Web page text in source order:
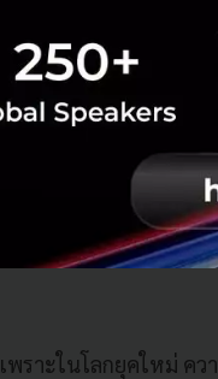
ถ้าวันนี้คุณยั
จากตลาดใน 3 ปี
เพราะในโลกยุคใหม่ ค